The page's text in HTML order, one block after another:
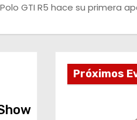
Polo GTI R5 hace su primera
Próximos